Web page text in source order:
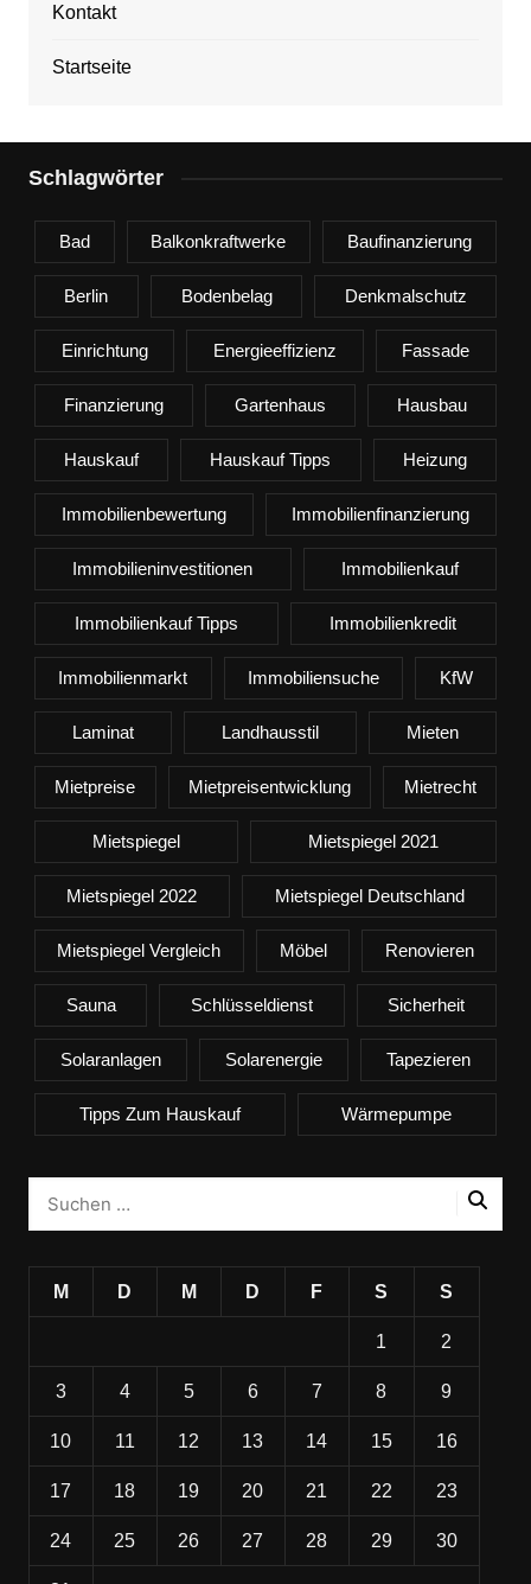
Kontakt
Startseite
Schlagwörter
Bad Balkonkraftwerke Baufinanzierung
Berlin Bodenbelag Denkmalschutz
Einrichtung Energieeffizienz Fassade
Finanzierung Gartenhaus Hausbau
Hauskauf Hauskauf Tipps Heizung
Immobilienbewertung Immobilienfinanzierung
Immobilieninvestitionen Immobilienkauf
Immobilienkauf Tipps Immobilienkredit
Immobilienmarkt Immobiliensuche KfW
Laminat Landhausstil Mieten
Mietpreise Mietpreisentwicklung Mietrecht
Mietspiegel Mietspiegel 2021
Mietspiegel 2022 Mietspiegel Deutschland
Mietspiegel Vergleich Möbel Renovieren
Sauna Schlüsseldienst Sicherheit
Solaranlagen Solarenergie Tapezieren
Tipps Zum Hauskauf Wärmepumpe
M D M D F S S
1 2
3 4 5 6 7 8 9
10 11 12 13 14 15 16
17 18 19 20 21 22 23
24 25 26 27 28 29 30